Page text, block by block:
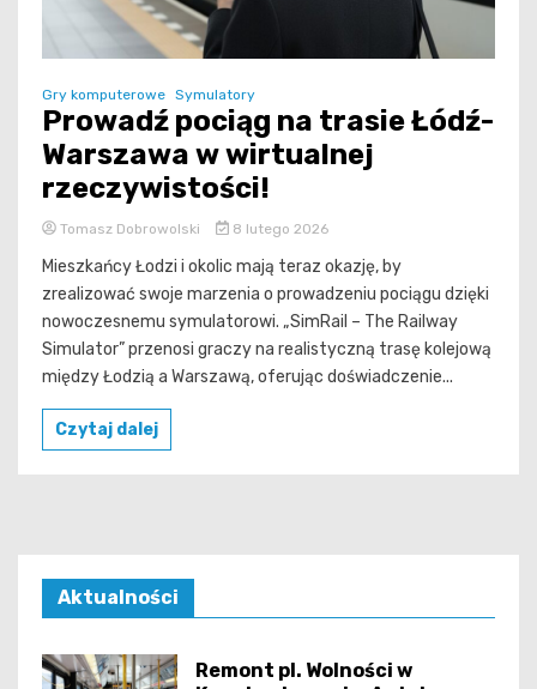
Gry komputerowe Symulatory
Prowadź pociąg na trasie Łódź-
Warszawa w wirtualnej
rzeczywistości!
Tomasz Dobrowolski 8 lutego 2026
Mieszkańcy Łodzi i okolic mają teraz okazję, by
zrealizować swoje marzenia o prowadzeniu pociągu dzięki
nowoczesnemu symulatorowi. „SimRail – The Railway
Simulator” przenosi graczy na realistyczną trasę kolejową
między Łodzią a Warszawą, oferując doświadczenie...
Czytaj dalej
Aktualności
Remont pl. Wolności w